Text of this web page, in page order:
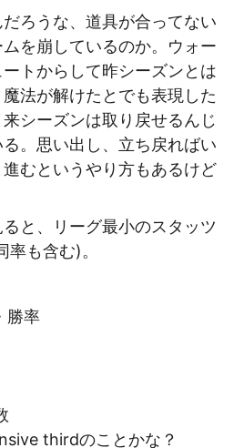
ろうな、道具が合ってない
を崩しているのか。ウォー
トからして昨シーズンとは
法が解けたとでも表現した
シーズンは取り戻せるんじ
。思い出し、立ち戻ればい
むというやり方もあるけど
と、リーグ最小のスタッツ
も含む)。
勝率
thirdのことかな？